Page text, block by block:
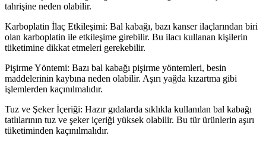
tahrişine neden olabilir.
Karboplatin İlaç Etkileşimi: Bal kabağı, bazı kanser ilaçlarından biri
olan karboplatin ile etkileşime girebilir. Bu ilacı kullanan kişilerin
tüketimine dikkat etmeleri gerekebilir.
Pişirme Yöntemi: Bazı bal kabağı pişirme yöntemleri, besin
maddelerinin kaybına neden olabilir. Aşırı yağda kızartma gibi
işlemlerden kaçınılmalıdır.
Tuz ve Şeker İçeriği: Hazır gıdalarda sıklıkla kullanılan bal kabağı
tatlılarının tuz ve şeker içeriği yüksek olabilir. Bu tür ürünlerin aşırı
tüketiminden kaçınılmalıdır.